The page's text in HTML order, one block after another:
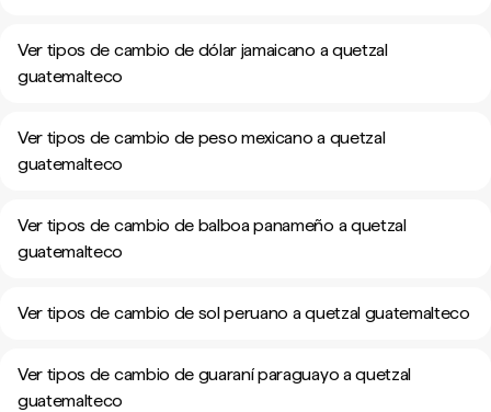
Ver tipos de cambio de dólar jamaicano a quetzal
guatemalteco
Ver tipos de cambio de peso mexicano a quetzal
guatemalteco
Ver tipos de cambio de balboa panameño a quetzal
guatemalteco
Ver tipos de cambio de sol peruano a quetzal guatemalteco
Ver tipos de cambio de guaraní paraguayo a quetzal
guatemalteco